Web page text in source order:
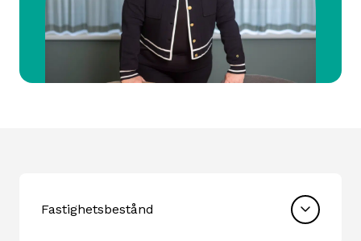
Fastighetsbestånd